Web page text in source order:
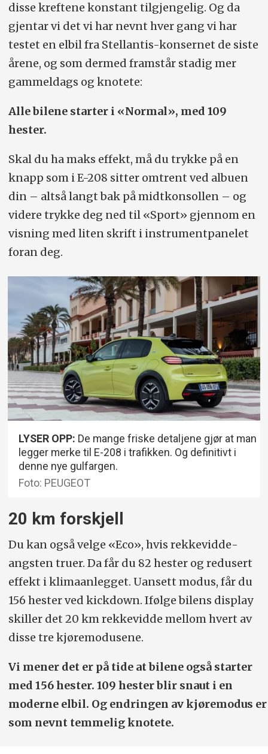
disse kreftene konstant tilgjengelig. Og da
gjentar vi det vi har nevnt hver gang vi har
testet en elbil fra Stellantis-konsernet de siste
årene, og som dermed framstår stadig mer
gammeldags og knotete:
Alle bilene starter i «Normal», med 109
hester.
Skal du ha maks effekt, må du trykke på en
knapp som i E-208 sitter omtrent ved albuen
din – altså langt bak på midt­konsollen – og
videre trykke deg ned til «Sport» gjennom en
visning med liten skrift i instrumentpanelet
foran deg.
LYSER OPP: De mange friske detaljene gjør at man
legger merke til E-208 i trafikken. Og definitivt i
denne nye gulfargen.
Foto: PEUGEOT
20 km forskjell
Du kan også velge «Eco», hvis rekkevidde­
angsten truer. Da får du 82 hester og redusert
effekt i klimaanlegget. Uansett modus, får du
156 hester ved kickdown. Ifølge bilens display
skiller det 20 km rekkevidde mellom hvert av
disse tre kjøremodusene.
Vi mener det er på tide at bilene også starter
med 156 hester. 109 hester blir snaut i en
moderne elbil. Og endringen av kjøremodus er
som nevnt temmelig knotete.